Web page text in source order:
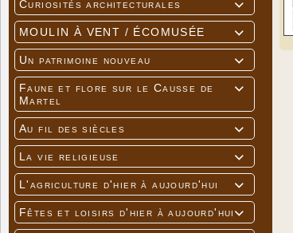

Curiosités architecturales

MOULIN À VENT / ÉCOMUSÉE

Un patrimoine nouveau

Faune et flore sur le Causse de
Martel

Au fil des siècles

La vie religieuse

L'agriculture d'hier à aujourd'hui

Fêtes et loisirs d'hier à aujourd'hui